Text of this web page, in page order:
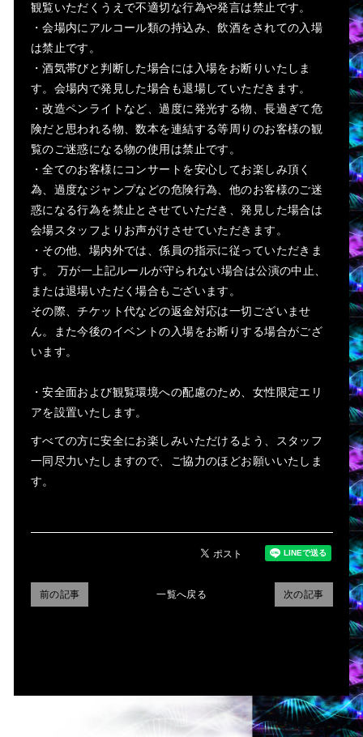
観覧いただくうえで不適切な行為や発言は禁止です。
・会場内にアルコール類の持込み、飲酒をされての入場
は禁止です。
・酒気帯びと判断した場合には入場をお断りいたしま
す。会場内で発見した場合も退場していただきます。
・改造ペンライトなど、過度に発光する物、長過ぎて危
険だと思われる物、数本を連結する等周りのお客様の観
覧のご迷惑になる物の使用は禁止です。
・全てのお客様にコンサートを安心してお楽しみ頂く
為、過度なジャンプなどの危険行為、他のお客様のご迷
惑になる行為を禁止とさせていただき、発見した場合は
会場スタッフよりお声がけさせていただきます。
・その他、場内外では、係員の指示に従っていただきま
す。 万が一上記ルールが守られない場合は公演の中止、
または退場いただく場合もございます。
その際、チケット代などの返金対応は一切ございませ
ん。また今後のイベントの入場をお断りする場合がござ
います。
・安全面および観覧環境への配慮のため、女性限定エリ
アを設置いたします。
すべての方に安全にお楽しみいただけるよう、スタッフ
一同尽力いたしますので、ご協力のほどお願いいたしま
す。
次の記事
一覧へ戻る
前の記事